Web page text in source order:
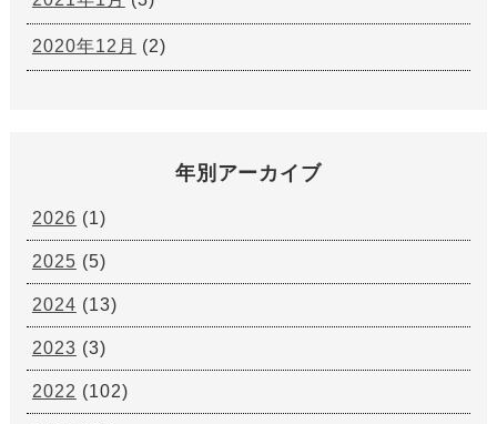
2020年12月 (2)
年別アーカイブ
2026 (1)
2025 (5)
2024 (13)
2023 (3)
2022 (102)